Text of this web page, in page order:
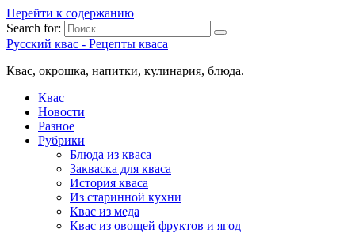
Перейти к содержанию
Search for:
Русский квас - Рецепты кваса
Квас, окрошка, напитки, кулинария, блюда.
Квас
Новости
Разное
Рубрики
Блюда из кваса
Закваска для кваса
История кваса
Из старинной кухни
Квас из меда
Квас из овощей фруктов и ягод